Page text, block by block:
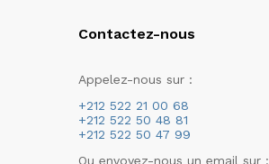
Maquillage
Démaquillants
Démaquillant visage
Démaquillant yeux
LANSINOH
PALMER'S
PURESSENTIEL
Contactez-nous
Appelez-nous sur :
+212 522 21 00 68
+212 522 50 48 81
+212 522 50 47 99
Ou envoyez-nous un email sur :